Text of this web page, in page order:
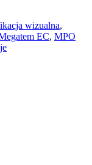
wizualna,
EC, MPO